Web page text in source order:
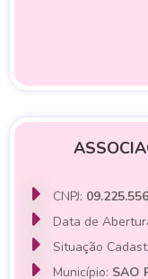
CNPJ:
Data de
Situação
Município: SAO